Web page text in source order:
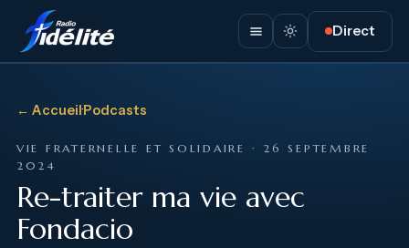
Direct
← Accueil·Podcasts
VIE FRATERNELLE ET SOLIDAIRE · 26 SEPTEMBRE
2024
Re-traiter ma vie avec
Fondacio